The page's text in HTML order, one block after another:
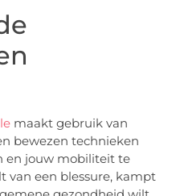
maakt gebruik van
bewezen technieken
en jouw mobiliteit te
van een blessure, kampt